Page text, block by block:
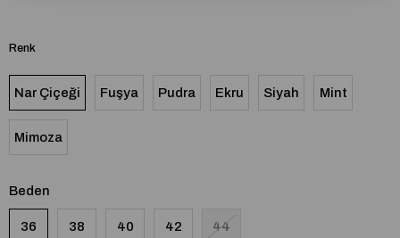
Renk
Nar Çiçeği Fuşya Pudra Ekru Siyah Mint
Mimoza
Beden
36 38 40 42 44